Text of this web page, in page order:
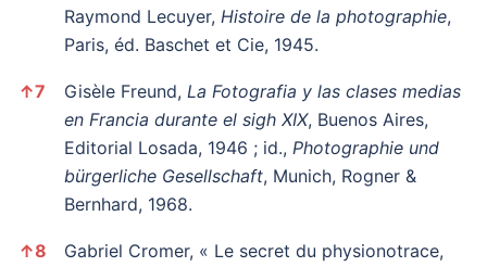
Raymond Lecuyer, Histoire de la photographie,
Paris, éd. Baschet et Cie, 1945.
↑7 Gisèle Freund, La Fotografia y las clases medias
en Francia durante el sigh XIX, Buenos Aires,
Editorial Losada, 1946 ; id., Photographie und
bürgerliche Gesellschaft, Munich, Rogner &
Bernhard, 1968.
↑8
Gabriel Cromer, « Le secret du physionotrace,